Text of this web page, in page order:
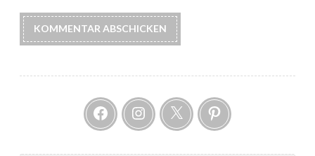
Facebook
Instagram
Twitter